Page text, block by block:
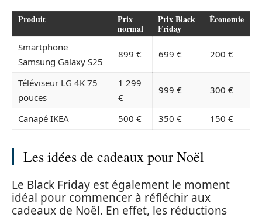
Produit Prix
normal
Prix Black
Friday
Économie
Smartphone
Samsung Galaxy S25
899 € 699 € 200 €
Téléviseur LG 4K 75
pouces
1 299
€
999 € 300 €
Canapé IKEA 500 € 350 € 150 €
Les idées de cadeaux pour Noël
Le Black Friday est également le moment
idéal pour commencer à réfléchir aux
cadeaux de Noël. En effet, les réductions